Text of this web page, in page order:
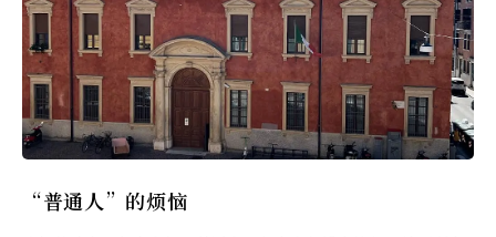
“普通人”的烦恼